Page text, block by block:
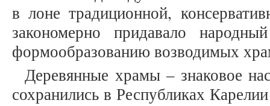
в лоне традиционной,
закономерно придавало
формообразованию возводимых
Деревянные храмы – знаковое
сохранились в Республиках